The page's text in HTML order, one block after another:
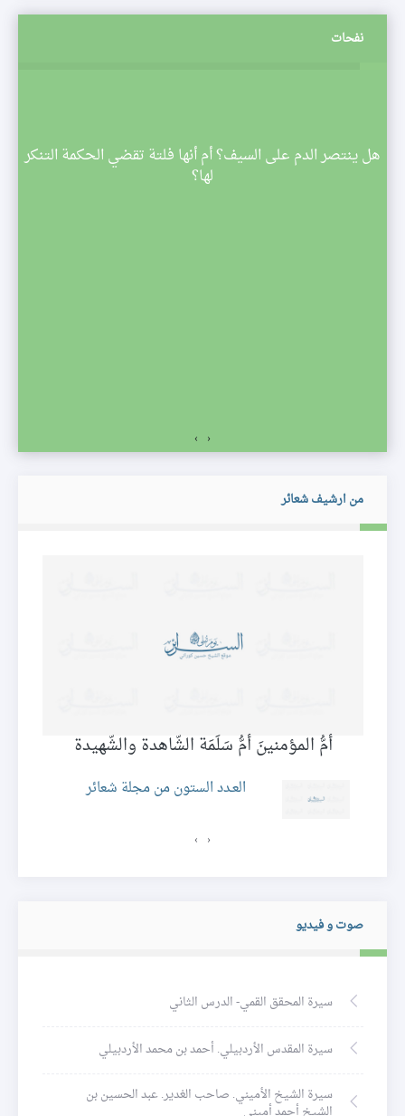
نفحات
هل ينتصر الدم على السيف؟ أم أنها فلتة تقضي الحكمة التنكر
لها؟
‹
›
من ارشيف شعائر
أمُّ المؤمنينَ أمُّ سَلَمَة الشّاهدة والشّهيدة
العـدد الستون من مجلة شعائر
‹
›
صوت و فيديو
سيرة المحقق القمي- الدرس الثاني
سيرة المقدس الأردبيلي. أحمد بن محمد الأردبيلي
سيرة الشيخ الأميني. صاحب الغدير. عبد الحسين بن